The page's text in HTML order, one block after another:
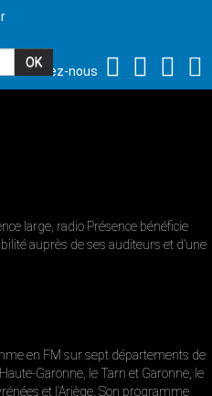
Suivez-nous
large, radio Présence bénéficie
auprès de ses auditeurs et d’une
en FM sur sept départements de
Garonne, le Tarn et Garonne, le
et l’Ariège. Son programme